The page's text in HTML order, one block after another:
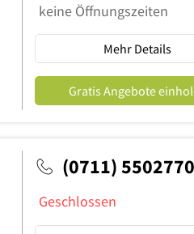
keine Öffnungszeiten
Mehr Details
Gratis Angebote
(0711) 5502770
Geschlossen